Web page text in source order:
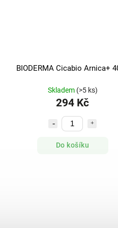
BIODERMA Cicabio Arnica+
Skladem (>5 ks)
294 Kč
Do košíku